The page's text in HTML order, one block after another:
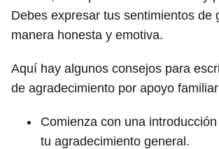
Debes expresar tus sentimientos de
manera honesta y emotiva.
Aquí hay algunos consejos para
de agradecimiento por apoyo
Comienza con una
tu agradecimiento general.